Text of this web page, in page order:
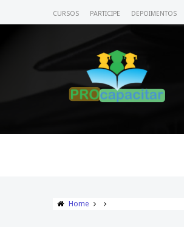
CURSOS PARTICIPE DEPOIMENTOS
Home